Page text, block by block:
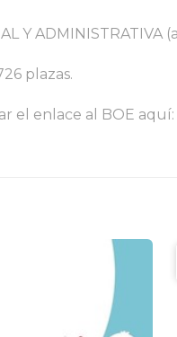
Y ADMINISTRATIVA
plazas.
el enlace al BOE aquí: